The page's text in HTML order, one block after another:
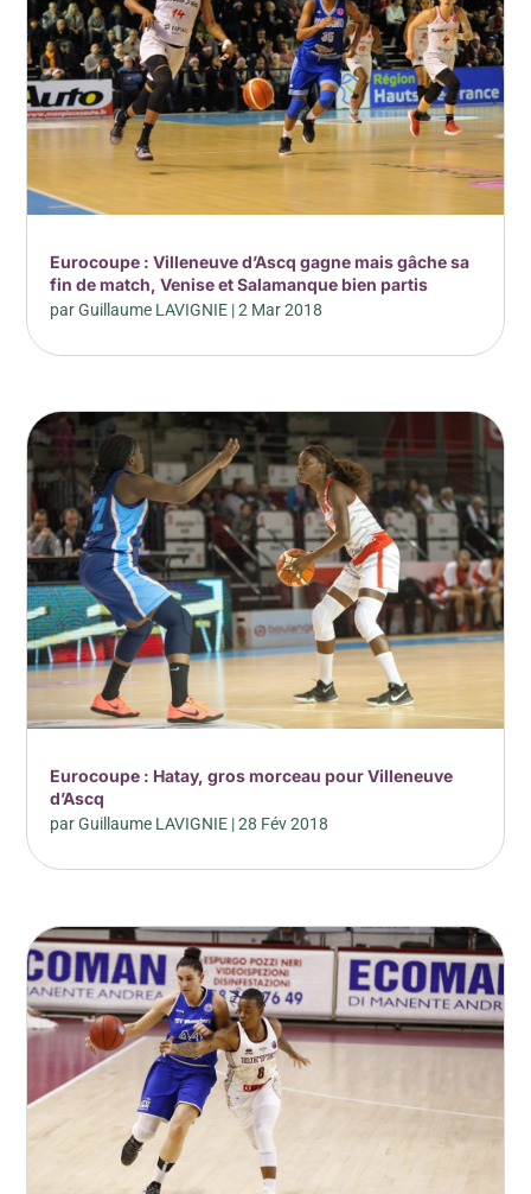
Eurocoupe : Villeneuve d’Ascq gagne mais gâche sa
fin de match, Venise et Salamanque bien partis
parGuillaume LAVIGNIE |2 Mar 2018
Eurocoupe : Hatay, gros morceau pour Villeneuve
d’Ascq
parGuillaume LAVIGNIE |28 Fév 2018